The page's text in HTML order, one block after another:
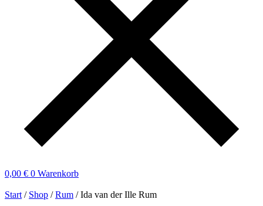
0,00 € 0 Warenkorb
Start / Shop /Rum / Ida van der Ille Rum